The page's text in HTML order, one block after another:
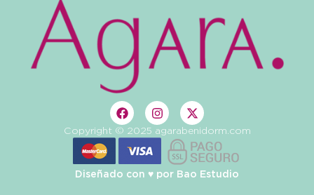
Copyright © 2025 agarabenidorm.com
Diseñado con ♥️ por Bao Estudio